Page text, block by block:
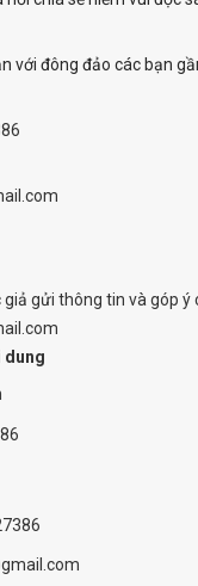
với đông đảo các bạn
giả gửi thông tin và góp ý
dung